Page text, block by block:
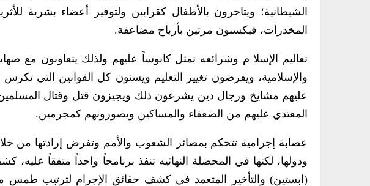
الشيطانية؛ ويتاجرون بالأطفال كقرابين ولتوفير أعضاء بشرية
المخدرات، فيكسبون مرتين بأرباح مضاعفة.
تعاليم الإسلا م وشرائعه تمثل كابوساً عليهم ولذلك يتعاونون مع
والإسلامية، ويفرضون تغيير التعليم ويسنون كل القوانين التي
عليهم مشايخ ورجال دين يشرعون ذلك ويجيزون قتل وقتال المسلمين
المعتدي عليهم من الضعفاء والمساكين ويصورونهم كمجرمين.
عصابة إجرامية تتحكم بمصائر الشعوب والأمم وتفرض إرادتها من خلال
ودولها، لكنها في المحصلة النهائيه تنفذ برنامجاً واحداً متفقاً
(ابستين) والتأخير المتعمد في كشف حقائق الإجرام لترتيب طمس